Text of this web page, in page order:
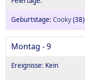
Cooky(38)
Montag - 9